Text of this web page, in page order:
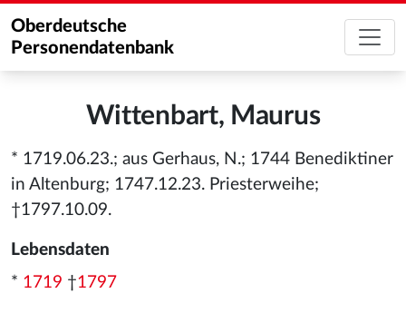
Oberdeutsche
Personendatenbank
Wittenbart, Maurus
* 1719.06.23.; aus Gerhaus, N.; 1744 Benediktiner
in Altenburg; 1747.12.23. Priesterweihe;
†1797.10.09.
Lebensdaten
* 1719 †1797